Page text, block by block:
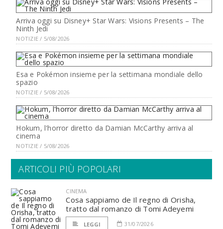
Arriva oggi su Disney+ Star Wars: Visions Presents – The
Ninth Jedi
NOTIZIE / 5/08/2026
Esa e Pokémon insieme per la settimana mondiale dello
spazio
NOTIZIE / 5/08/2026
Hokum, l'horror diretto da Damian McCarthy arriva al
cinema
NOTIZIE / 5/08/2026
ARTICOLI PIÙ POPOLARI
CINEMA
Cosa sappiamo de Il regno di Orisha,
tratto dal romanzo di Tomi Adeyemi
LEGGI 31/07/2026